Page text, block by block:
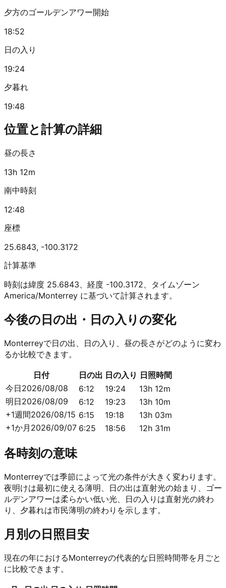
夕方のゴールデンアワー開始
18:52
日の入り
19:24
夕暮れ
19:48
位置と計算の詳細
昼の長さ
13h 12m
南中時刻
12:48
座標
25.6843, -100.3172
計算基準
時刻は緯度 25.6843、経度 -100.3172、タイムゾーン
America/Monterrey に基づいて計算されます。
今後の日の出・日の入りの変化
Monterreyで日の出、日の入り、昼の長さがどのように変わ
るか比較できます。
日付 日の出 日の入り 日照時間
今日2026/08/08 6:12 19:24
13h 12m
明日2026/08/09 6:12 19:23
13h 10m
+1週間2026/08/15 6:15 19:18
13h 03m
+1か月 2026/09/07 6:25 18:56 12h 31m
各時刻の意味
Monterreyでは季節によって光の条件が大きく変わります。
夜明けは最初に使える薄明、日の出は直射光の始まり、ゴー
ルデンアワーは柔らかい低い光、日の入りは直射光の終わ
り、夕暮れは市民薄明の終わりを示します。
月別の日照目安
現在の年におけるMonterreyの代表的な日照時間帯を月ごと
に比較できます。